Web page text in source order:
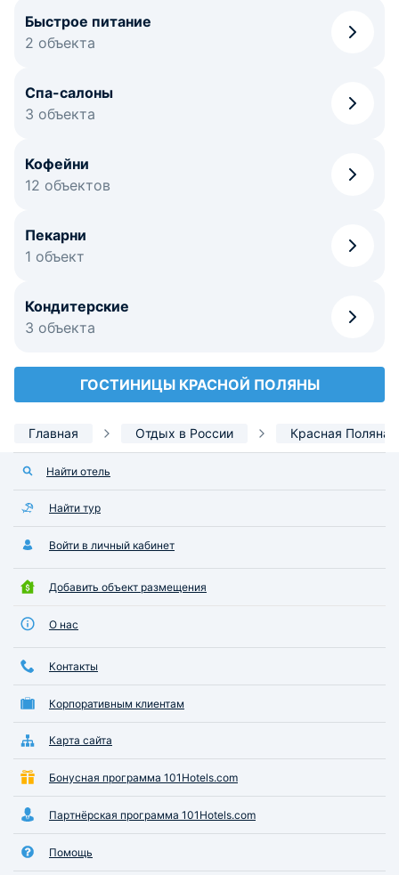
Быстрое питание
2 объекта
Спа-салоны
3 объекта
Кофейни
12 объектов
Пекарни
1 объект
Кондитерские
3 объекта
ГОСТИНИЦЫ КРАСНОЙ ПОЛЯНЫ
Главная Отдых в России Красная Поляна
Найти отель
Найти тур
Войти в личный кабинет
Добавить объект размещения
О нас
Контакты
Корпоративным клиентам
Карта сайта
Бонусная программа 101Hotels.com
Партнёрская программа 101Hotels.com
Помощь